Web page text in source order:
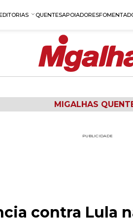
QUENTESAPOIADORES
MIGALHAS
PUBLICIDADE
contra Lula